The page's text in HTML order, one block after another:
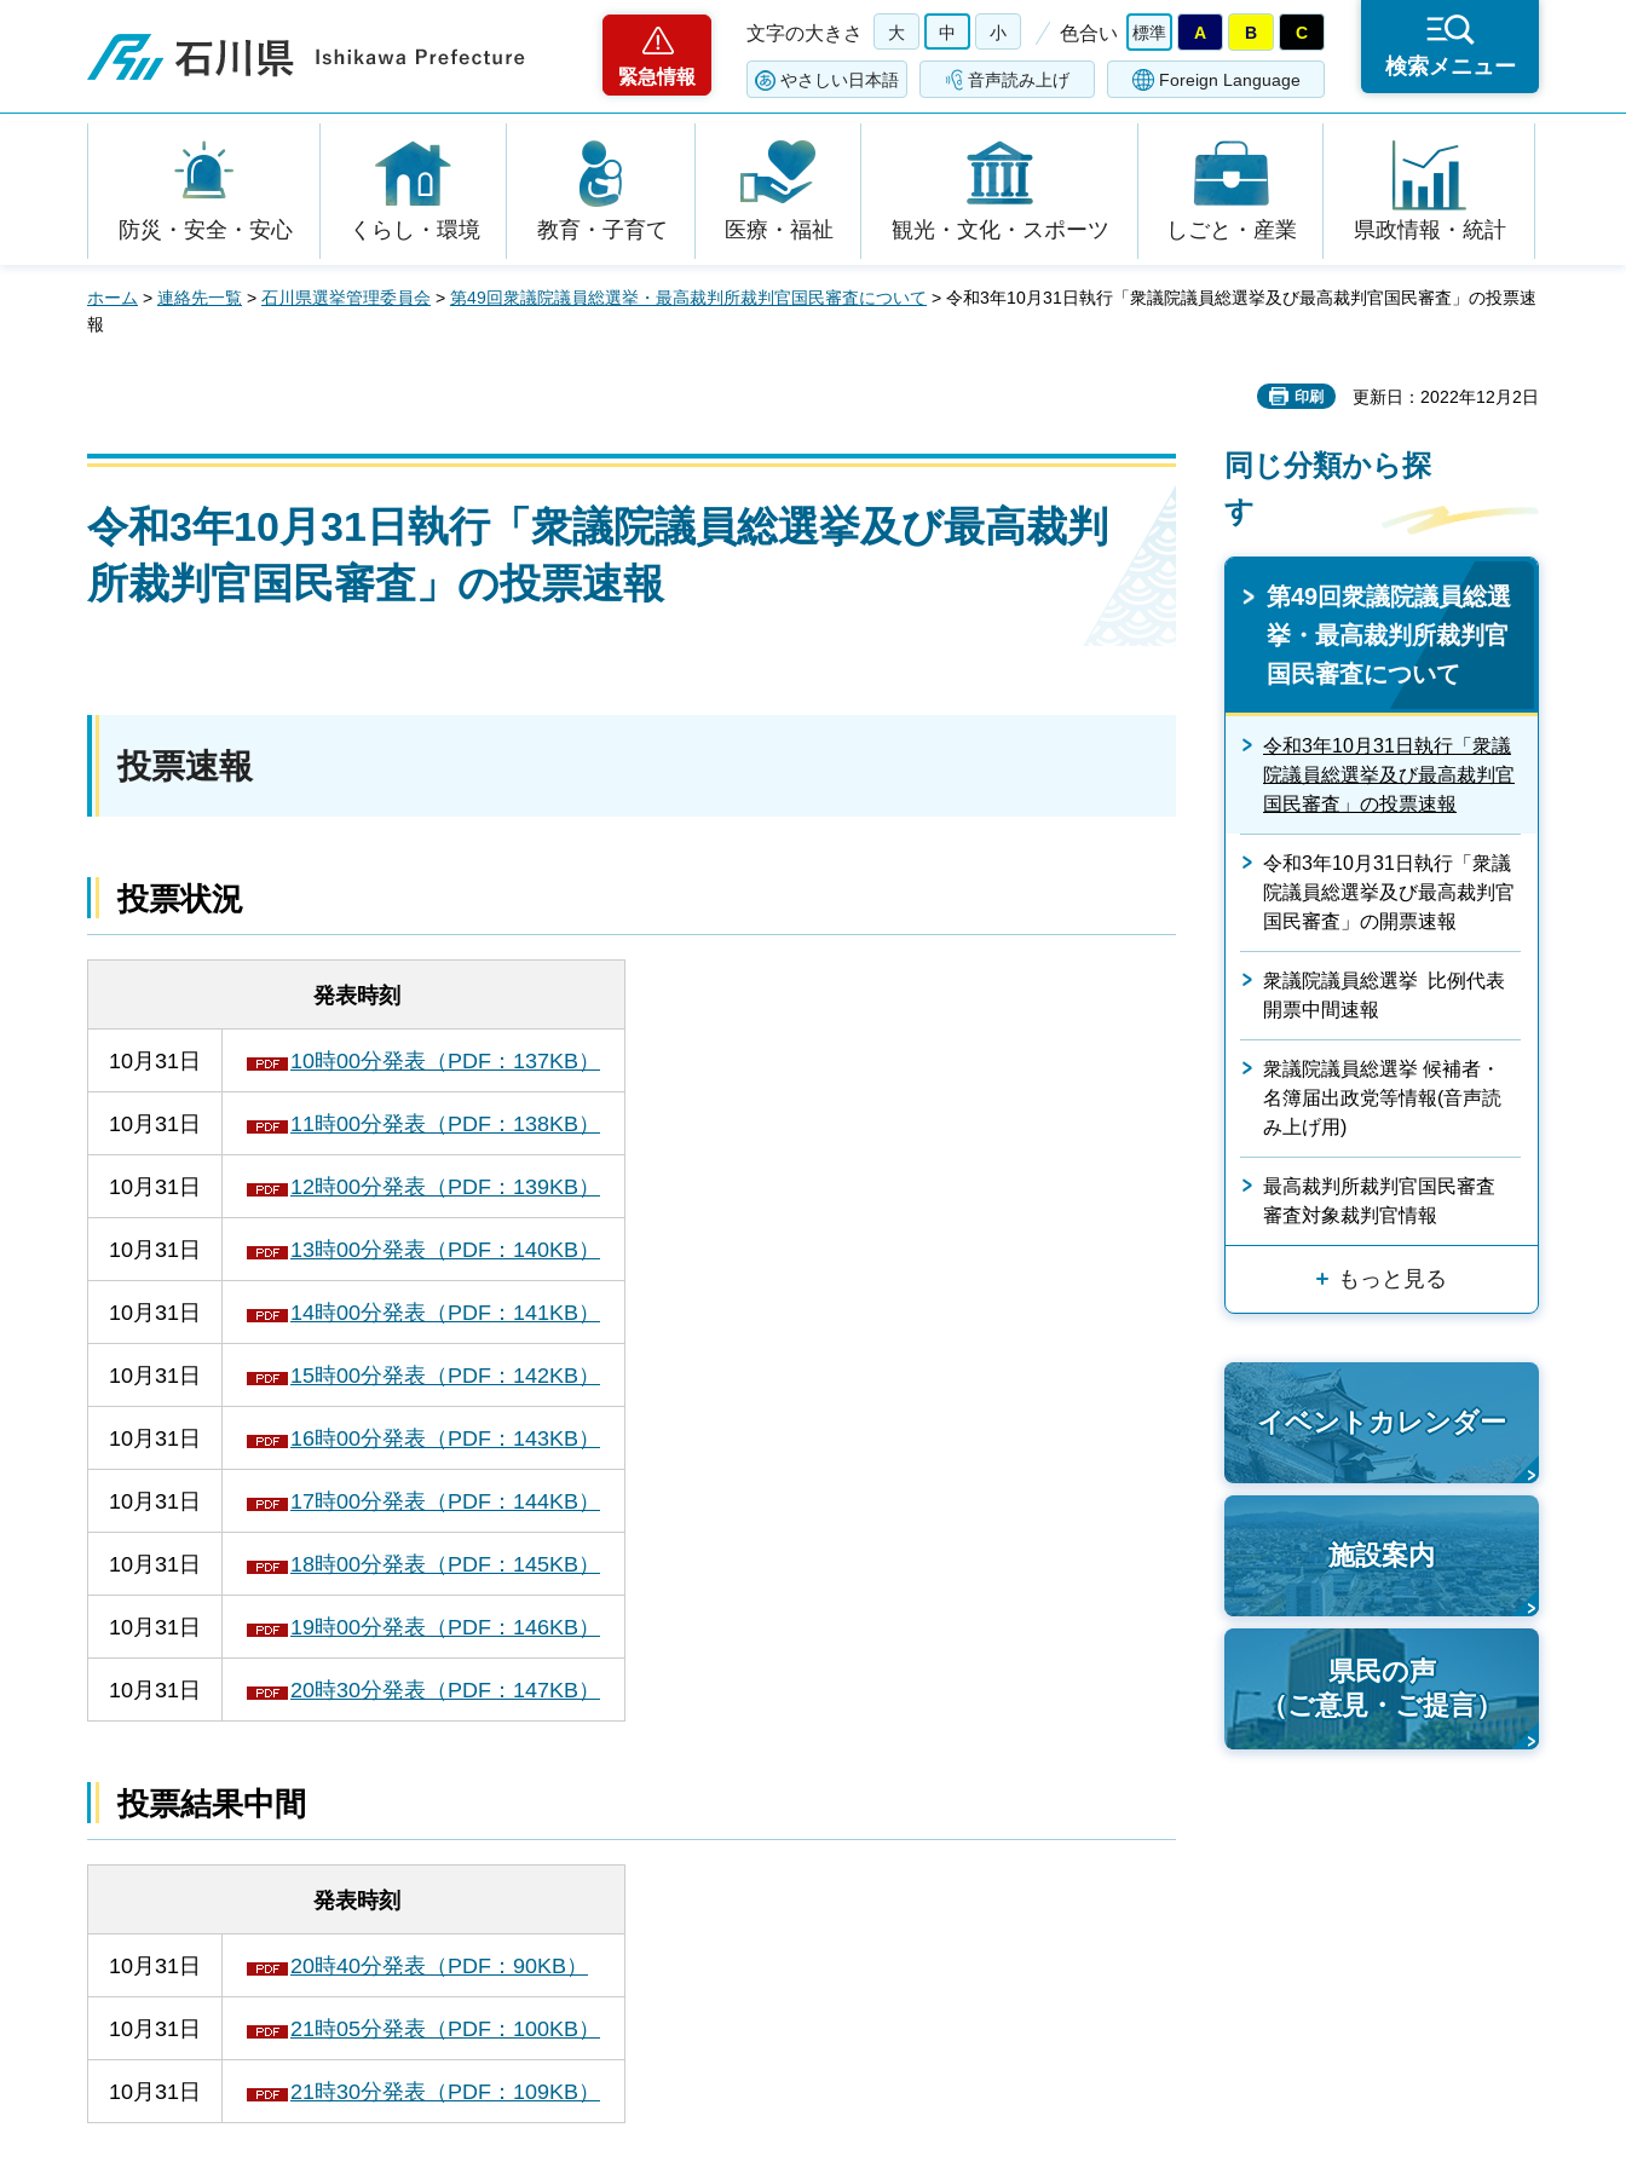
石川県
緊急情報
文字の大きさ 大 中 小 色合い 標準 A B C
やさしい日本語 音声読み上げ Foreign Language
検索メニュー
防災・安全・安心 くらし・環境 教育・子育て 医療・福祉 観光・文化・スポーツ しごと・産業 県政情報・統計
ホーム > 連絡先一覧 > 石川県選挙管理委員会 > 第49回衆議院議員総選挙・最高裁判所裁判官国民審査について > 令和3年10月31日執行「衆議院議員総選挙及び最高裁判官国民審査」の投票速
報
印刷 更新日：2022年12月2日
令和3年10月31日執行「衆議院議員総選挙及び最高裁判
所裁判官国民審査」の投票速報
投票速報
投票状況
発表時刻
10月31日 10時00分発表（PDF：137KB）
10月31日 11時00分発表（PDF：138KB）
10月31日 12時00分発表（PDF：139KB）
10月31日 13時00分発表（PDF：140KB）
10月31日 14時00分発表（PDF：141KB）
10月31日 15時00分発表（PDF：142KB）
10月31日 16時00分発表（PDF：143KB）
10月31日 17時00分発表（PDF：144KB）
10月31日 18時00分発表（PDF：145KB）
10月31日 19時00分発表（PDF：146KB）
10月31日 20時30分発表（PDF：147KB）
投票結果中間
発表時刻
10月31日 20時40分発表（PDF：90KB）
10月31日 21時05分発表（PDF：100KB）
10月31日 21時30分発表（PDF：109KB）
同じ分類から探
す
第49回衆議院議員総選
挙・最高裁判所裁判官
国民審査について
令和3年10月31日執行「衆議
院議員総選挙及び最高裁判官
国民審査」の投票速報
令和3年10月31日執行「衆議
院議員総選挙及び最高裁判官
国民審査」の開票速報
衆議院議員総選挙 比例代表
開票中間速報
衆議院議員総選挙 候補者・
名簿届出政党等情報(音声読
み上げ用)
最高裁判所裁判官国民審査
審査対象裁判官情報
もっと見る
イベントカレンダー
施設案内
県民の声
（ご意見・ご提言）